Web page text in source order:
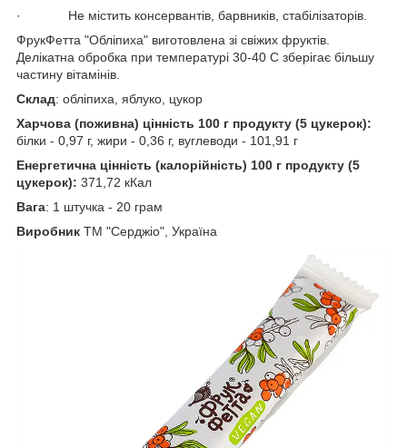
· Не містить консервантів, барвників, стабілізаторів.
ФрукФетта "Обліпиха" виготовлена зі свіжих фруктів.
Делікатна обробка при температурі 30-40 С зберігає більшу
частину вітамінів.
Склад: обліпиха, яблуко, цукор
Харчова (поживна) цінність 100 г продукту (5 цукерок):
білки - 0,97 г, жири - 0,36 г, вуглеводи - 101,91 г
Енергетична цінність (калорійність) 100 г продукту (5
цукерок): 371,72 кКал
Вага: 1 штучка - 20 грам
Виробник ТМ "Серджіо", Україна